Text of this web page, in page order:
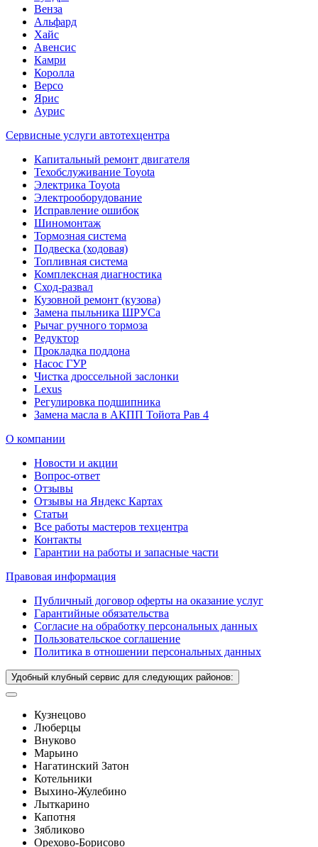
Венза
Альфард
Хайс
Авенсис
Камри
Королла
Версо
Ярис
Аурис
Сервисные услуги автотехцентра
Капитальный ремонт двигателя
Техобслуживание Toyota
Электрика Toyota
Электрооборудование
Исправление ошибок
Шиномонтаж
Тормозная система
Подвеска (ходовая)
Топливная система
Комплексная диагностика
Сход-развал
Кузовной ремонт (кузова)
Замена пыльника ШРУСа
Рычаг ручного тормоза
Редуктор
Прокладка поддона
Насос ГУР
Чистка дроссельной заслонки
Lexus
Регулировка подшипника
Замена масла в АКПП Тойота Рав 4
О компании
Новости и акции
Вопрос-ответ
Отзывы
Отзывы на Яндекс Картах
Статьи
Все работы мастеров техцентра
Контакты
Гарантии на работы и запасные части
Правовая информация
Публичный договор оферты на оказание услуг
Гарантийные обязательства
Согласие на обработку персональных данных
Пользовательское соглашение
Политика в отношении персональных данных
Удобный клубный сервис для следующих районов:
Кузнецово
Люберцы
Внуково
Марьино
Нагатинский Затон
Котельники
Выхино-Жулебино
Лыткарино
Капотня
Зябликово
Орехово-Борисово